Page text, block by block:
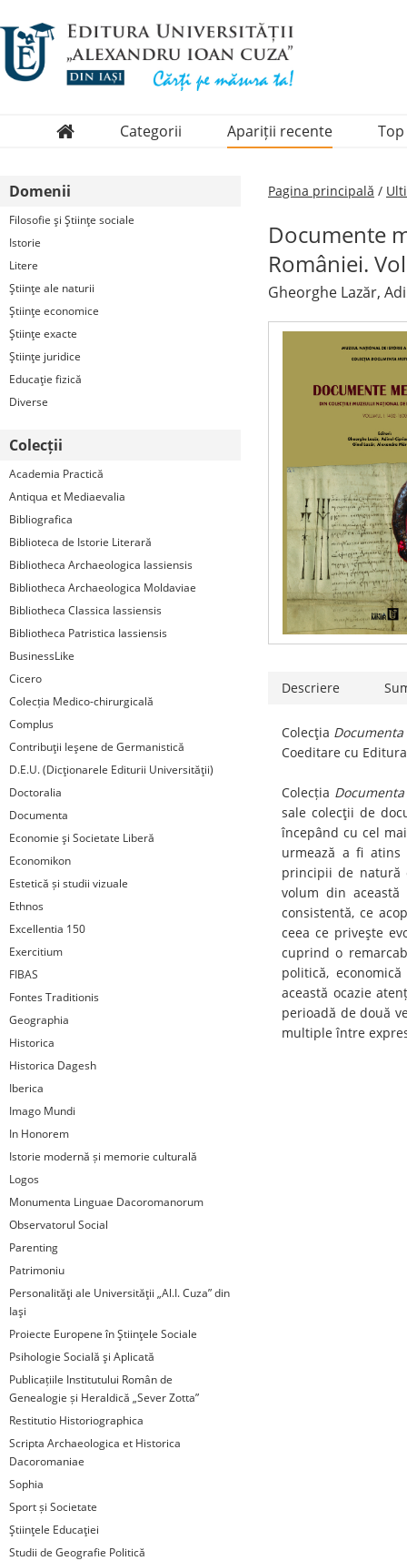
Categorii
Periodice
Apariții recente Top
Domenii
Filosofie şi Ştiinţe sociale
Istorie
Litere
Ştiinţe ale naturii
Ştiinţe economice
Ştiinţe exacte
Ştiinţe juridice
Educaţie fizică
Diverse
Colecții
Academia Practică
Antiqua et Mediaevalia
Bibliografica
Biblioteca de Istorie Literară
Bibliotheca Archaeologica Iassiensis
Bibliotheca Archaeologica Moldaviae
Bibliotheca Classica Iassiensis
Bibliotheca Patristica Iassiensis
BusinessLike
Cicero
Colecția Medico-chirurgicală
Complus
Contribuţii Ieşene de Germanistică
D.E.U. (Dicţionarele Editurii Universităţii)
Doctoralia
Documenta
Economie şi Societate Liberă
Economikon
Estetică și studii vizuale
Ethnos
Excellentia 150
Exercitium
FIBAS
Fontes Traditionis
Geographia
Historica
Historica Dagesh
Iberica
Imago Mundi
In Honorem
Istorie modernă și memorie culturală
Logos
Monumenta Linguae Dacoromanorum
Observatorul Social
Parenting
Patrimoniu
Personalităţi ale Universităţii „Al.I. Cuza” din
Iaşi
Proiecte Europene în Ştiinţele Sociale
Psihologie Socială şi Aplicată
Publicațiile Institutului Român de
Genealogie și Heraldică „Sever Zotta”
Restitutio Historiographica
Scripta Archaeologica et Historica
Dacoromaniae
Sophia
Sport și Societate
Ştiinţele Educaţiei
Studii de Geografie Politică
Pagina principală /
Documente
României.
Gheorghe Lazăr,
Descriere
Colecţia
Coeditare cu
Colecția
sale colecţii de
începând cu cel
urmează a fi
principii de natură
volum din
consistentă, ce
ceea ce priveşte
cuprind o
politică,
această ocazie
perioadă de două
multiple între